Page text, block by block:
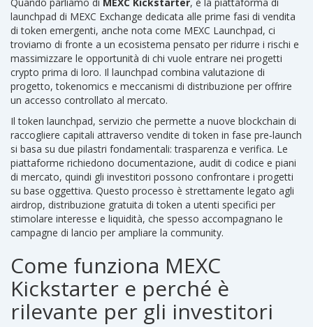
launchpad di MEXC Exchange dedicata alle prime fasi di vendita
di token emergenti, anche nota come MEXC Launchpad, ci
troviamo di fronte a un ecosistema pensato per ridurre i rischi e
massimizzare le opportunità di chi vuole entrare nei progetti
crypto prima di loro. Il launchpad combina valutazione di
progetto, tokenomics e meccanismi di distribuzione per offrire
un accesso controllato al mercato.
Iltoken launchpad, servizio che permette a nuove blockchain di
raccogliere capitali attraverso vendite di token in fase pre‑launch
si basa su due pilastri fondamentali: trasparenza e verifica. Le
piattaforme richiedono documentazione, audit di codice e piani
di mercato, quindi gli investitori possono confrontare i progetti
su base oggettiva. Questo processo è strettamente legato agli
airdrop, distribuzione gratuita di token a utenti specifici per
stimolare interesse e liquidità, che spesso accompagnano le
campagne di lancio per ampliare la community.
Come funziona MEXC
Kickstarter e perché è
rilevante per gli investitori